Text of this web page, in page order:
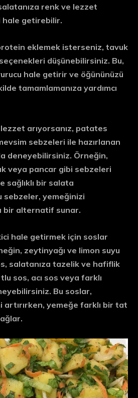
renk ve lezzet
hale getirebilir.
eklemek isterseniz, tavuk
düşünebilirsiniz. Bu,
hale getirir ve öğününüzü
tamamlamanıza yardımcı
arıyorsanız, patates
sebzeleri ile hazırlanan
deneyebilirsiniz. Örneğin,
veya pancar gibi sebzeleri
sağlıklı bir salata
sebzeler, yemeğinizi
bir alternatif sunar.
hale getirmek için soslar
zeytinyağı ve limon suyu
salatanıza tazelik ve hafiflik
sos, acı sos veya farklı
Bu soslar,
artırırken, yemeğe farklı bir tat